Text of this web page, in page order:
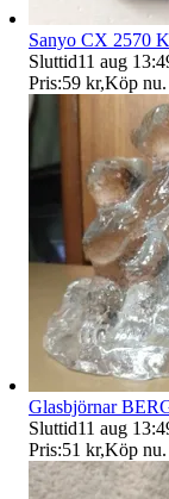
Sanyo CX 2570
Sluttid11 aug
Pris:59 kr,Köp nu.
Glasbjörnar
Sluttid11 aug
Pris:51 kr,Köp nu.